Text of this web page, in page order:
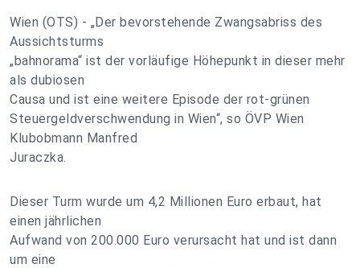
Wien (OTS) - „Der bevorstehende Zwangsabriss des
Aussichtsturms
„bahnorama“ ist der vorläufige Höhepunkt in dieser mehr
als dubiosen
Causa und ist eine weitere Episode der rot-grünen
Steuergeldverschwendung in Wien“, so ÖVP Wien
Klubobmann Manfred
Juraczka.
Dieser Turm wurde um 4,2 Millionen Euro erbaut, hat
einen jährlichen
Aufwand von 200.000 Euro verursacht hat und ist dann
um eine